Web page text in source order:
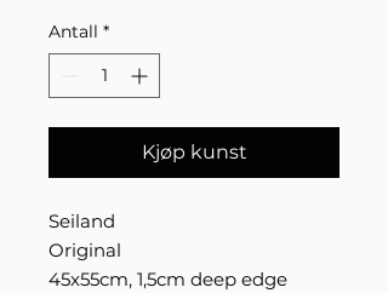
Antall *
Kjøp kunst
Seiland
Original
45x55cm, 1,5cm deep edge